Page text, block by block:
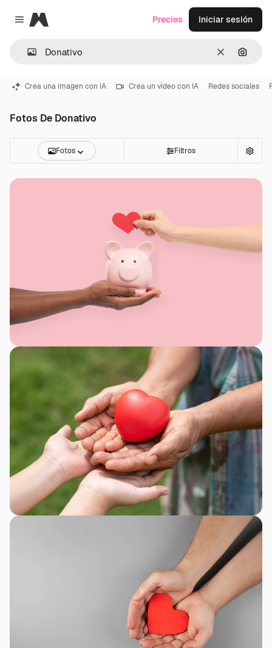
Close menu
Magnific
Borrar
Precios Iniciar sesión
Crea una imagen con IA Crea un vídeo con IA Redes sociales
Fotos De Donativo
Fotos Filtros